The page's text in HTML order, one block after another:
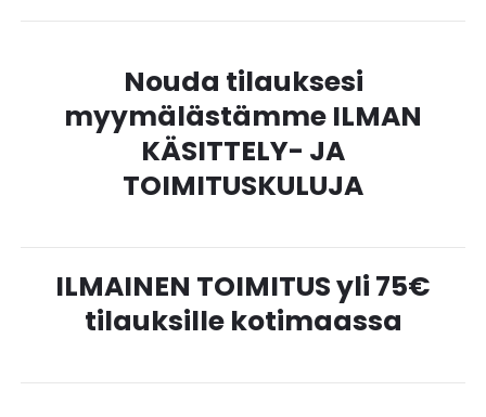
Nouda tilauksesi
myymälästämme ILMAN
KÄSITTELY- JA
TOIMITUSKULUJA
ILMAINEN TOIMITUS yli 75€
tilauksille kotimaassa